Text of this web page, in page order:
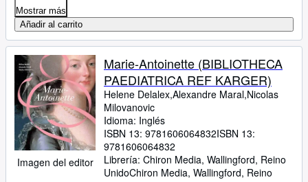
Mostrar más
Añadir al carrito
Imagen del editor
Marie-Antoinette (BIBLIOTHECA
PAEDIATRICA REF KARGER)
Helene Delalex,Alexandre Maral,Nicolas
Milovanovic
Idioma: Inglés
ISBN 13: 9781606064832ISBN 13:
9781606064832
Librería: Chiron Media, Wallingford, Reino
UnidoChiron Media, Wallingford, Reino